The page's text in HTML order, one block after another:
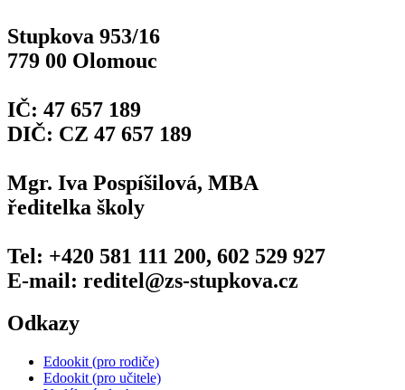
Stupkova 953/16
779 00 Olomouc
IČ: 47 657 189
DIČ: CZ 47 657 189
Mgr. Iva Pospíšilová, MBA
ředitelka školy
Tel: +420 581 111 200, 602 529 927
E-mail: reditel@zs-stupkova.cz
Odkazy
Edookit (pro rodiče)
Edookit (pro učitele)